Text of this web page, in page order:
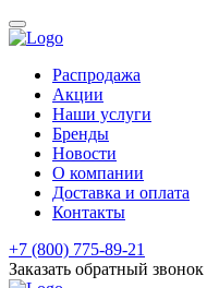
Распродажа
Акции
Наши услуги
Бренды
Новости
О компании
Доставка и оплата
Контакты
+7 (800) 775-89-21
Заказать обратный звонок